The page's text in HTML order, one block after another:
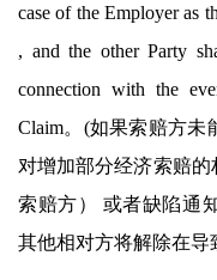
case of the Employer as
, and the other Party
connection with the
Claim。(如果索赔方未
对增加部分经济索赔
索赔方） 或者缺陷通
其他相对方将解除在